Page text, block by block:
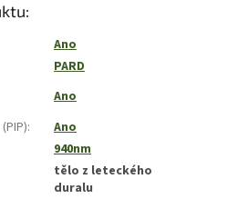
Ano
PARD
Ano
:
Ano
940nm
tělo z leteckého
duralu